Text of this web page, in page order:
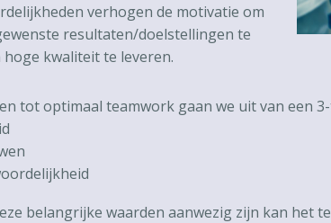
verhogen de motivatie om
resultaten/doelstellingen te
hoge kwaliteit te leveren.
tot optimaal teamwork gaan we uit van een
belangrijke waarden aanwezig zijn kan het